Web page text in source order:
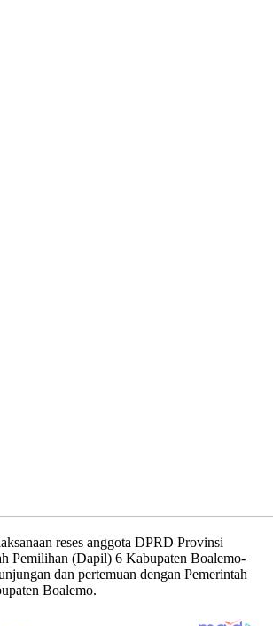
reses anggota DPRD Provinsi
Pemilihan (Dapil) 6 Kabupaten Boalemo-
dan pertemuan dengan Pemerintah
Boalemo.